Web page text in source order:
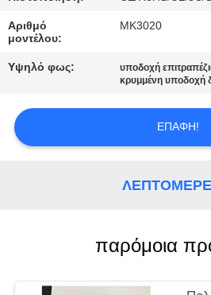
ΕΙΔΉΣΕΙΣ
ΠΕΡΙΠΤΏΣΕΙΣ
Αριθμό
μοντέλου:
MK3020
Υψηλό φως: υποδοχή
κρυμμένη υποδοχή
ΕΠΑΦΉ!
παρόμοια